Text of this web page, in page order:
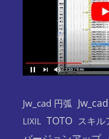
Jw_cad 円弧
LIXIL TOTO スキル